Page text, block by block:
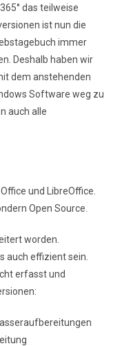
das teilweise
ist nun die
immer
Deshalb haben wir
dem anstehenden
Software weg zu
auch alle
und LibreOffice.
Open Source.
worden.
auch effizient sein.
erfasst und